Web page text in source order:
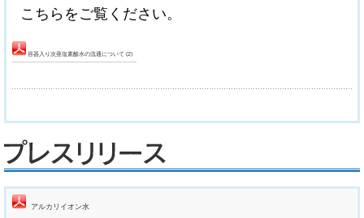
こちらをご覧ください。
容器入り次亜塩素酸水の流通について (2)
アルカリイオン水